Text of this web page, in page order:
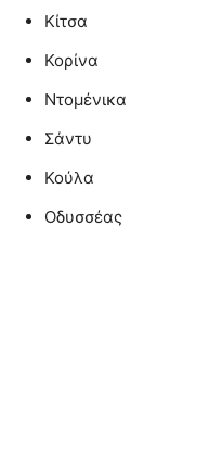
Κίτσα
Κορίνα
Ντομένικα
Σάντυ
Κούλα
Οδυσσέας